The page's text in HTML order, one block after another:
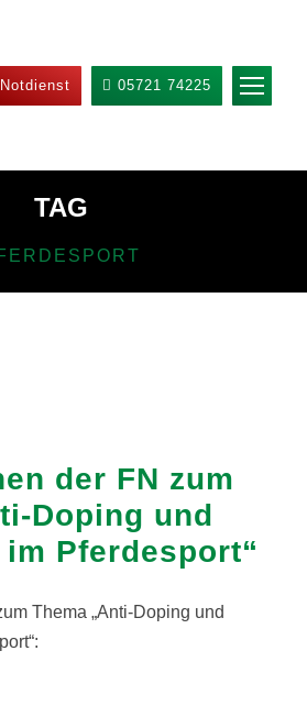
Notdienst 05721 74225
TAG
der FN zum
Doping und
Pferdesport“
Thema „Anti-Doping und